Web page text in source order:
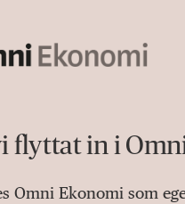
flyttat in i
Omni Ekonomi som